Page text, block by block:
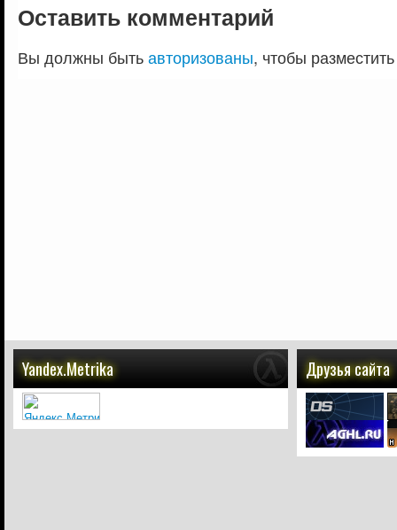
Оставить комментарий
Вы должны бытьавторизованы, чтобы
Yandex.Metrika Друзья сайта